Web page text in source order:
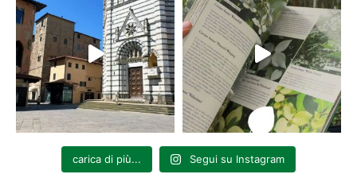
carica di più... Segui su Instagram